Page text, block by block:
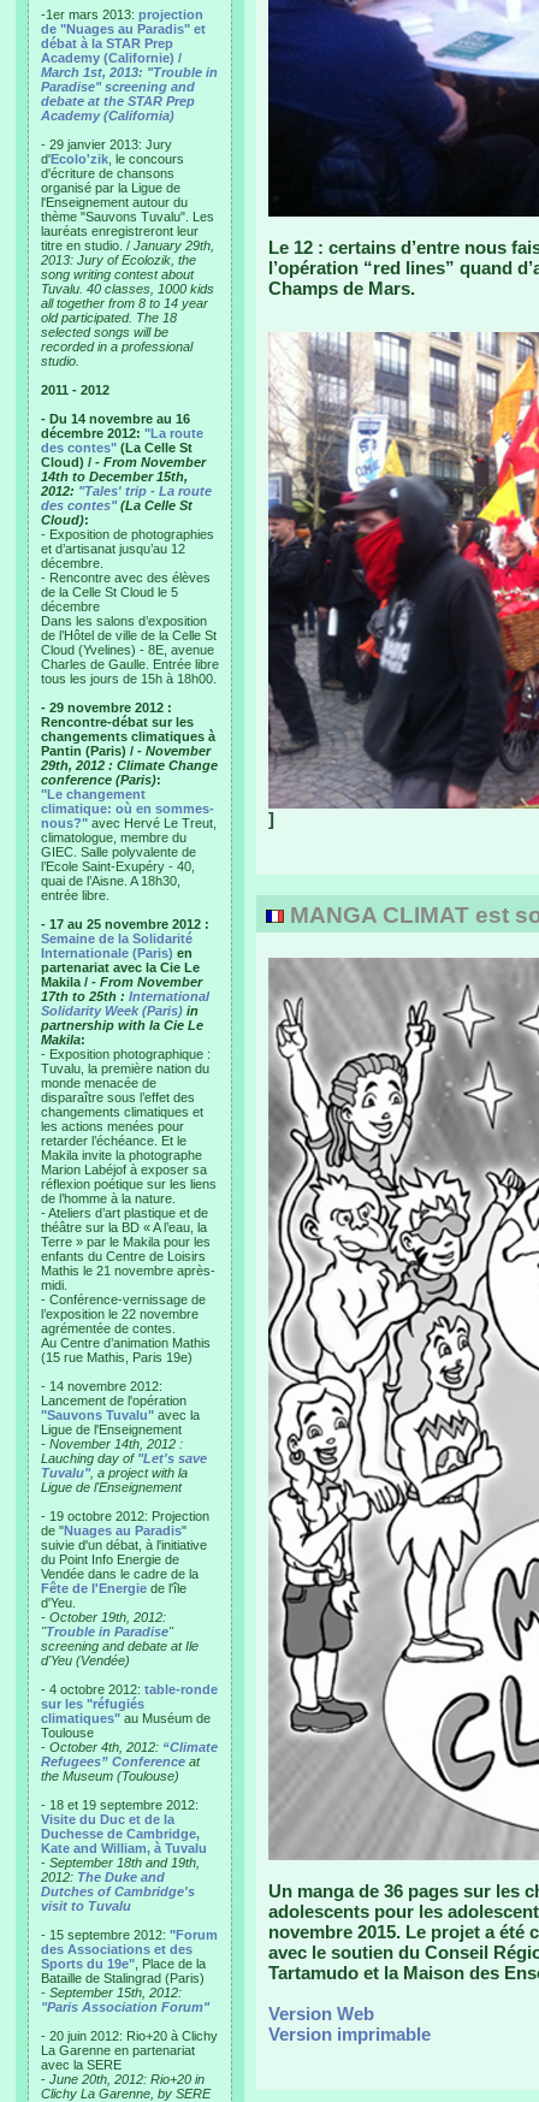
-1er mars 2013: projection
de "Nuages au Paradis" et
débat à la STAR Prep
Academy (Californie) /
March 1st, 2013: "Trouble in
Paradise" screening and
debate at the STAR Prep
Academy (California)
- 29 janvier 2013: Jury
d'Ecolo'zik , le concours
d'écriture de chansons
organisé par la Ligue de
l'Enseignement autour du
thème "Sauvons Tuvalu". Les
lauréats enregistreront leur
titre en studio. / January 29th,
2013: Jury of Ecolozik, the
song writing contest about
Tuvalu. 40 classes, 1000 kids
all together from 8 to 14 year
old participated. The 18
selected songs will be
recorded in a professional
studio.
2011 - 2012
- Du 14 novembre au 16
décembre 2012: "La route
des contes" (La Celle St
Cloud) / - From November
14th to December 15th,
2012: "Tales' trip - La route
des contes"(La Celle St
Cloud):
- Exposition de photographies
et d’artisanat jusqu’au 12
décembre.
- Rencontre avec des élèves
de la Celle St Cloud le 5
décembre
Dans les salons d’exposition
de l’Hôtel de ville de la Celle St
Cloud (Yvelines) - 8E, avenue
Charles de Gaulle. Entrée libre
tous les jours de 15h à 18h00.
- 29 novembre 2012 :
Rencontre-débat sur les
changements climatiques à
Pantin (Paris) / - November
29th, 2012 : Climate Change
conference (Paris):
"Le changement
climatique: où en sommes-
nous?" avec Hervé Le Treut,
climatologue, membre du
GIEC. Salle polyvalente de
l’Ecole Saint-Exupéry - 40,
quai de l’Aisne. A 18h30,
entrée libre.
- 17 au 25 novembre 2012 :
Semaine de la Solidarité
Internationale (Paris) en
partenariat avec la Cie Le
Makila / - From November
17th to 25th : International
Solidarity Week (Paris) in
partnership with la Cie Le
Makila:
- Exposition photographique :
Tuvalu, la première nation du
monde menacée de
disparaître sous l’effet des
changements climatiques et
les actions menées pour
retarder l’échéance. Et le
Makila invite la photographe
Marion Labéjof à exposer sa
réflexion poétique sur les liens
de l’homme à la nature.
- Ateliers d’art plastique et de
théâtre sur la BD « A l’eau, la
Terre » par le Makila pour les
enfants du Centre de Loisirs
Mathis le 21 novembre après-
midi.
- Conférence-vernissage de
l’exposition le 22 novembre
agrémentée de contes.
Au Centre d’animation Mathis
(15 rue Mathis, Paris 19e)
- 14 novembre 2012:
Lancement de l'opération
"Sauvons Tuvalu" avec la
Ligue de l'Enseignement
- November 14th, 2012 :
Lauching day of "Let's save
Tuvalu", a project with la
Ligue de l'Enseignement
- 19 octobre 2012: Projection
de "Nuages au Paradis"
suivie d'un débat, à l'initiative
du Point Info Energie de
Vendée dans le cadre de la
Fête de l'Energie de l'île
d'Yeu.
- October 19th, 2012:
"Trouble in Paradise"
screening and debate at Ile
d'Yeu (Vendée)
- 4 octobre 2012: table-ronde
sur les "réfugiés
climatiques" au Muséum de
Toulouse
- October 4th, 2012: “Climate
Refugees” Conference at
the Museum (Toulouse)
- 18 et 19 septembre 2012:
Visite du Duc et de la
Duchesse de Cambridge,
Kate and William, à Tuvalu
- September 18th and 19th,
2012: The Duke and
Dutches of Cambridge's
visit to Tuvalu
- 15 septembre 2012: "Forum
des Associations et des
Sports du 19e" , Place de la
Bataille de Stalingrad (Paris)
- September 15th, 2012:
"Paris Association Forum"
- 20 juin 2012: Rio+20 à Clichy
La Garenne en partenariat
avec la SERE
- June 20th, 2012: Rio+20 in
Clichy La Garenne, by SERE
Le 12 : certains d’entre nous
l’opération “red lines” quand
Champs de Mars.
]
MANGA CLIMAT est
Un manga de 36 pages sur les
adolescents pour les
novembre 2015. Le projet a été
avec le soutien du Conseil
Tartamudo et la Maison des
Version Web
Version imprimable